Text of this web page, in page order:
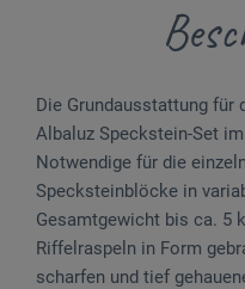
Die Grundausstattung für
Albaluz Speckstein-Set
Notwendige für die
Specksteinblöcke in
Gesamtgewicht bis ca. 5
Riffelraspeln in Form
scharfen und tief